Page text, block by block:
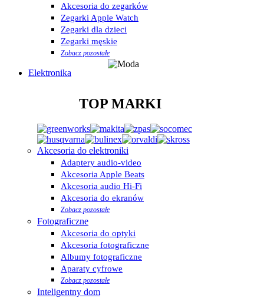
Akcesoria do zegarków
Zegarki Apple Watch
Zegarki dla dzieci
Zegarki męskie
Zobacz pozostałe
Elektronika
TOP MARKI
Akcesoria do elektroniki
Adaptery audio-video
Akcesoria Apple Beats
Akcesoria audio Hi-Fi
Akcesoria do ekranów
Zobacz pozostałe
Fotograficzne
Akcesoria do optyki
Akcesoria fotograficzne
Albumy fotograficzne
Aparaty cyfrowe
Zobacz pozostałe
Inteligentny dom